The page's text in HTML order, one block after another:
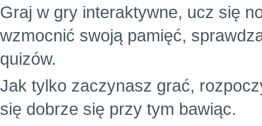
Graj w gry interaktywne, ucz się
wzmocnić swoją pamięć,
quizów.
Jak tylko zaczynasz grać,
się dobrze się przy tym bawiąc.